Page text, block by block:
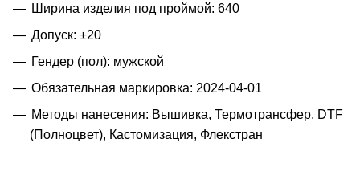
Ширина изделия под проймой: 640
Допуск: ±20
Гендер (пол): мужской
Обязательная маркировка: 2024-04-01
Методы нанесения: Вышивка, Термотрансфер, DTF
(Полноцвет), Кастомизация, Флекстран